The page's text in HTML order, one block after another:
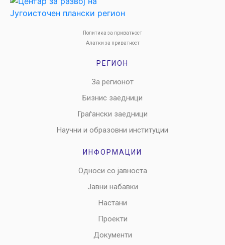
Политика за приватност
Алатки за приватност
РЕГИОН
За регионот
Бизнис заедници
Граѓански заедници
Научни и образовни институции
ИНФОРМАЦИИ
Односи со јавноста
Јавни набавки
Настани
Проекти
Документи